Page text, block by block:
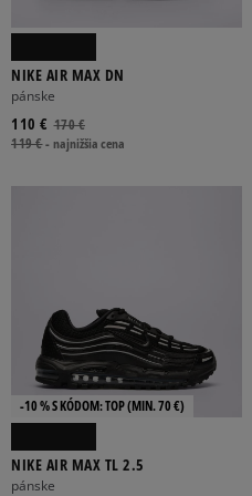
NIKE AIR MAX DN
pánske
170 €
110 €
119 €-najnižšia cena
-10 % S KÓDOM: TOP (MIN. 70 €)
NIKE AIR MAX TL 2.5
pánske